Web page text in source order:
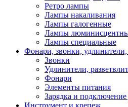
Ретро лампы
Лампы накаливания
Лампы галогенные
Лампы
Лампы специальные
Фонари, звонки, удлинители,
Звонки
Удлинители,
Фонари
Элементы питания
Зарядка и
Инструмент и крепеж